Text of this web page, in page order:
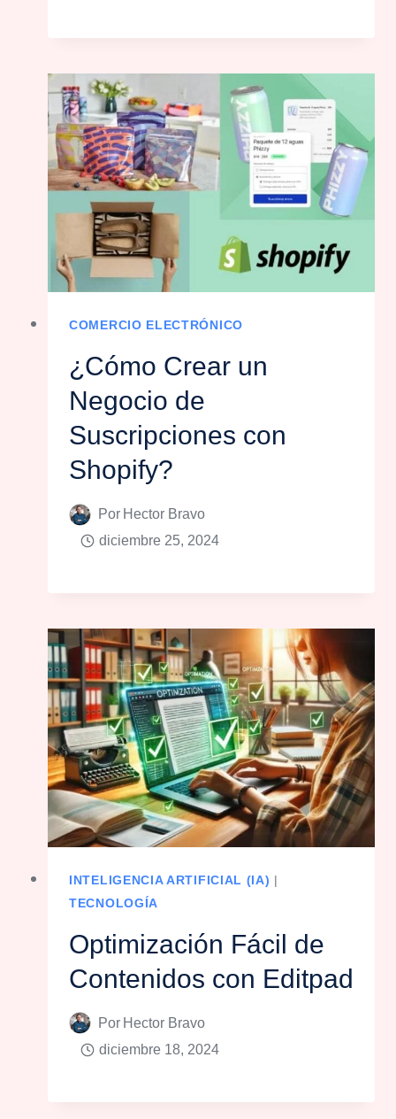
COMERCIO ELECTRÓNICO
¿Cómo Crear un
Negocio de
Suscripciones con
Shopify?
Por Hector Bravo
diciembre 25, 2024
INTELIGENCIA ARTIFICIAL (IA) |
TECNOLOGÍA
Optimización Fácil de
Contenidos con Editpad
Por Hector Bravo
diciembre 18, 2024